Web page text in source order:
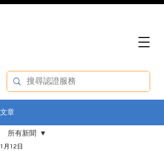
文章
所有新聞
1月12日